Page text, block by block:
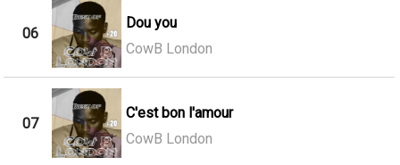
06
Dou you
CowB London
07
C'est bon l'amour
CowB London